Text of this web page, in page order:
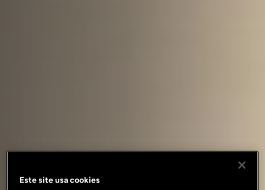
Este site usa cookies